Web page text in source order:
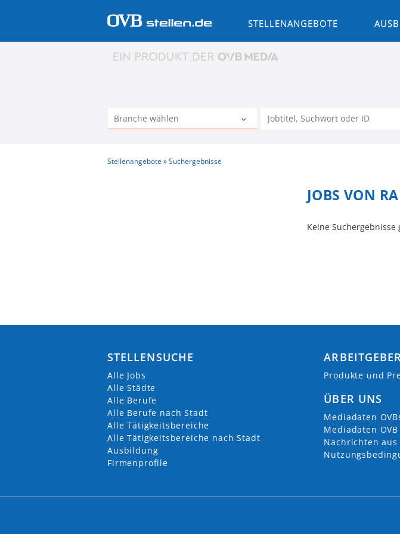
STELLENANGEBOTE
Stellenangebote Suchergebnisse
JOBS VON
Keine Suchergebnisse
STELLENSUCHE
Alle Jobs
Alle Städte
Alle Berufe
Alle Berufe nach Stadt
Alle Tätigkeitsbereiche
Alle Tätigkeitsbereiche nach Stadt
Ausbildung
Firmenprofile
ARBEITGEBER
Produkte und
ÜBER UNS
Mediadaten
Mediadaten
Nachrichten aus